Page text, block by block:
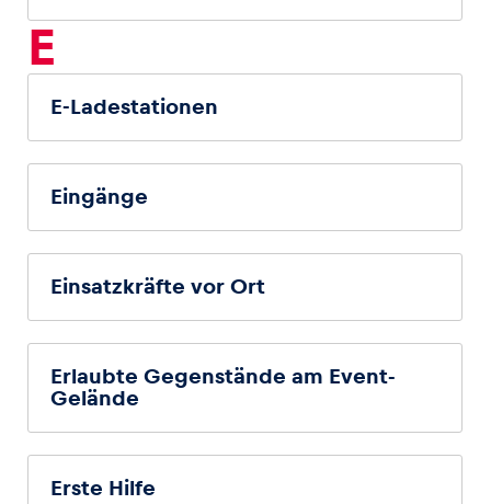
E
E-Ladestationen
Eingänge
Einsatzkräfte vor Ort
Erlaubte Gegenstände am Event-
Gelände
Erste Hilfe